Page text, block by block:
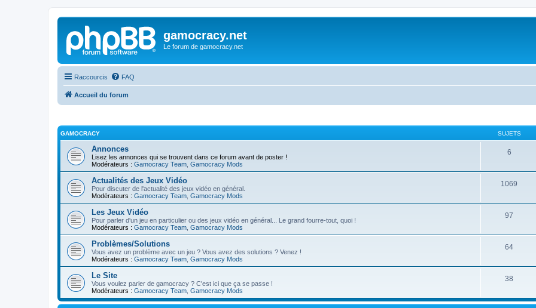
gamocracy.net
Le forum de gamocracy.net
Raccourcis FAQ
Accueil du forum
GAMOCRACY SUJETS
Annonces
Lisez les annonces qui se trouvent dans ce forum avant de poster !
Modérateurs : Gamocracy Team Gamocracy Mods
6
Actualités des Jeux Vidéo
Pour discuter de l'actualité des jeux vidéo en général.
Modérateurs : Gamocracy Team Gamocracy Mods
1069
Les Jeux Vidéo
Pour parler d'un jeu en particulier ou des jeux vidéo en général... Le grand fourre-tout, quoi !
Modérateurs : Gamocracy Team Gamocracy Mods
97
Problèmes/Solutions
Vous avez un problème avec un jeu ? Vous avez des solutions ? Venez !
Modérateurs : Gamocracy Team Gamocracy Mods
64
Le Site
Vous voulez parler de gamocracy ? C'est ici que ça se passe !
Modérateurs : Gamocracy Team Gamocracy Mods
38